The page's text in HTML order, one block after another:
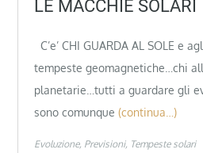
LE MACCHIE SOLARI
C’e’ CHI GUARDA AL SOLE e
tempeste geomagnetiche…chi
planetarie…tutti a guardare gli
sono comunque (continua…)
Evoluzione Previsioni Tempeste solari